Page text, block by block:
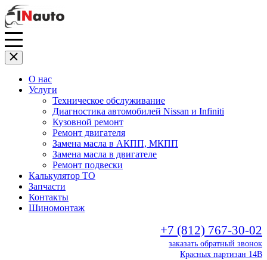
О нас
Услуги
Техническое обслуживание
Диагностика автомобилей Nissan и Infiniti
Кузовной ремонт
Ремонт двигателя
Замена масла в АКПП, МКПП
Замена масла в двигателе
Ремонт подвески
Калькулятор ТО
Запчасти
Контакты
Шиномонтаж
+7 (812) 767-30-02
заказать обратный звонок
Красных партизан 14В